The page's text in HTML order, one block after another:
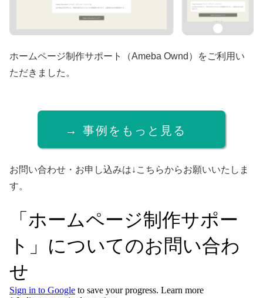
ホームページ制作サポート（Ameba Ownd）をご利用い
ただきました。
→ 事例をもっと見る
お問い合わせ・お申し込みは↓こちらからお願いいたしま
す。